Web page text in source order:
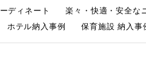
ディネート 楽々・快適・安全な
ホテル納入事例 保育施設 納入事